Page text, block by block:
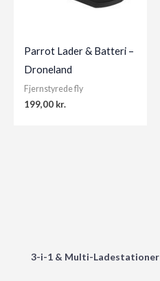
3-i-1 & Multi-Ladestationer
Parrot Lader & Batteri –
Droneland
Fjernstyrede fly
199,00 kr.